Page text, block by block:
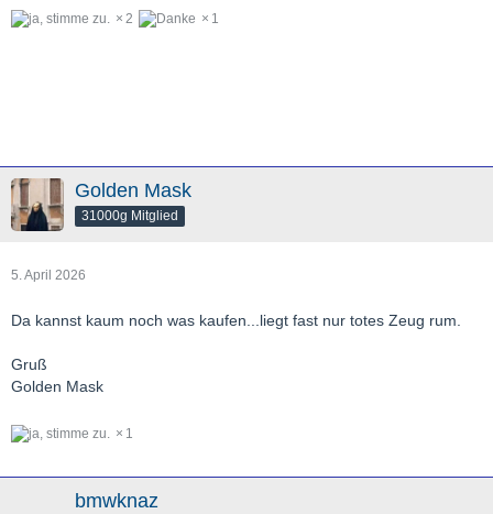
2 1
Golden Mask
31000g Mitglied
5. April 2026
Da kannst kaum noch was kaufen...liegt fast nur totes Zeug rum.
Gruß
Golden Mask
1
bmwknaz